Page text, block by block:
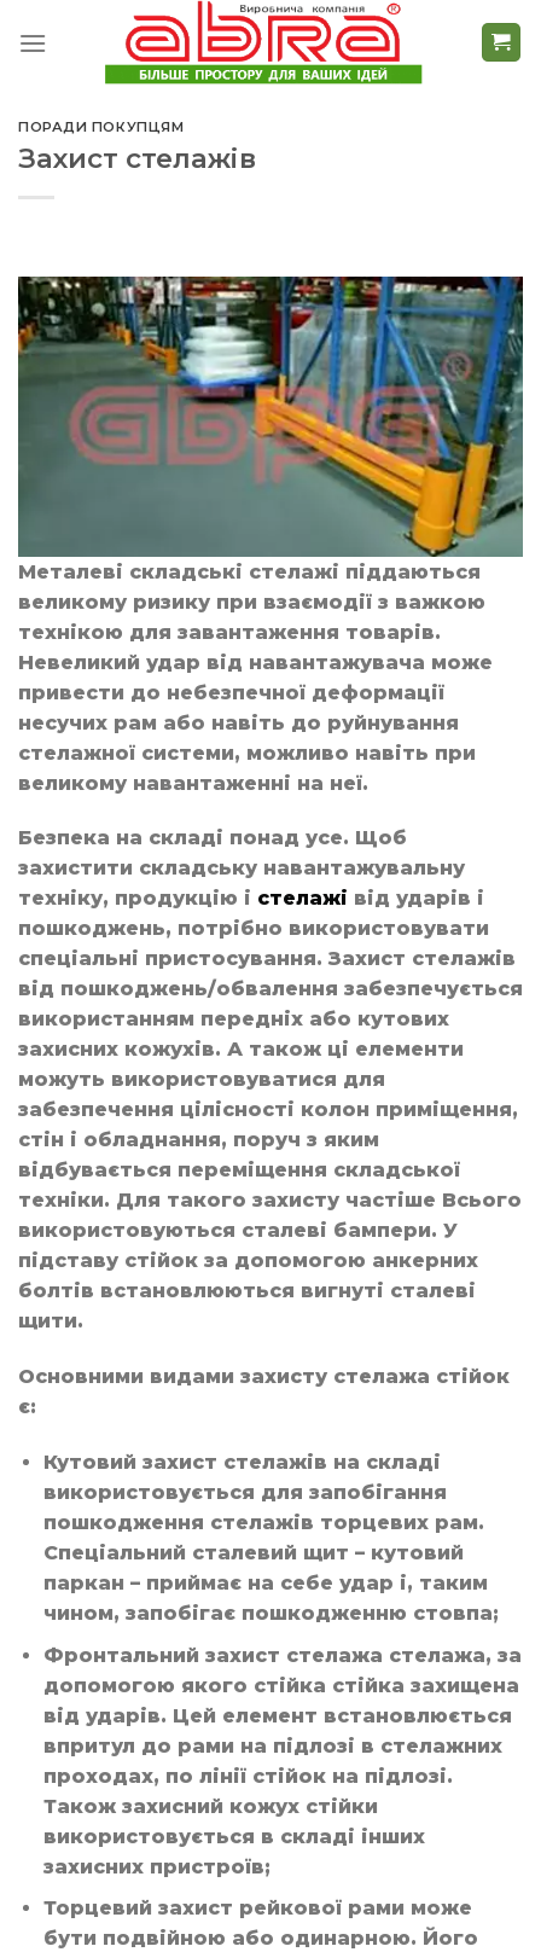
to
ПОРАДИ ПОКУПЦЯМ
Захист стелажів
Металеві складські стелажі піддаються
великому ризику при взаємодії з важкою
технікою для завантаження товарів.
Невеликий удар від навантажувача може
привести до небезпечної деформації
несучих рам або навіть до руйнування
стелажної системи, можливо навіть при
великому навантаженні на неї.
Безпека на складі понад усе. Щоб
захистити складську навантажувальну
техніку, продукцію і стелажі від ударів і
пошкоджень, потрібно використовувати
спеціальні пристосування. Захист стелажів
від пошкоджень/обвалення забезпечується
використанням передніх або кутових
захисних кожухів. А також ці елементи
можуть використовуватися для
забезпечення цілісності колон приміщення,
стін і обладнання, поруч з яким
відбувається переміщення складської
техніки. Для такого захисту частіше Всього
використовуються сталеві бампери. У
підставу стійок за допомогою анкерних
болтів встановлюються вигнуті сталеві
щити.
Основними видами захисту стелажа стійок
є:
Кутовий захист стелажів на складі
використовується для запобігання
пошкодження стелажів торцевих рам.
Спеціальний сталевий щит – кутовий
паркан – приймає на себе удар і, таким
чином, запобігає пошкодженню стовпа;
Фронтальний захист стелажа стелажа, за
допомогою якого стійка стійка захищена
від ударів. Цей елемент встановлюється
впритул до рами на підлозі в стелажних
проходах, по лінії стійок на підлозі.
Також захисний кожух стійки
використовується в складі інших
захисних пристроїв;
Торцевий захист рейкової рами може
бути подвійною або одинарною. Його